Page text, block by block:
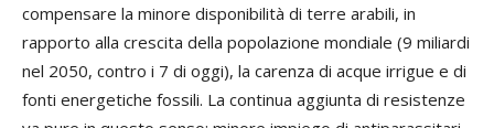
compensare la minore disponibilità di terre arabili, in
rapporto alla crescita della popolazione mondiale (9 miliardi
nel 2050, contro i 7 di oggi), la carenza di acque irrigue e di
fonti energetiche fossili. La continua aggiunta di resistenze